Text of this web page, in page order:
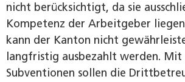
nicht berücksichtigt, da sie
Kompetenz der Arbeitgeber
kann der Kanton nicht
langfristig ausbezahlt werden. Mit
Subventionen sollen die